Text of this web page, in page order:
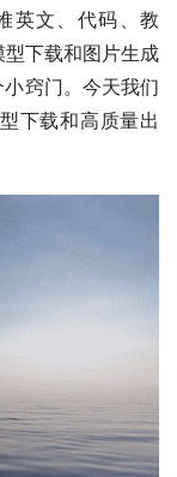
英文、代码、教
下载和图片生成
窍门。今天我们
下载和高质量出